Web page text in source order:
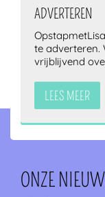
ADVERTEREN
te adverteren.
vrijblijvend
LEES MEER
ONZE